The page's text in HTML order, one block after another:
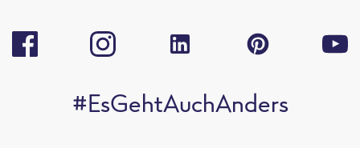
#EsGehtAuchAnders